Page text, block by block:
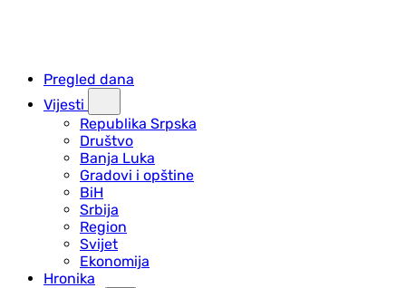
Pregled dana
Vijesti
Republika Srpska
Društvo
Banja Luka
Gradovi i opštine
BiH
Srbija
Region
Svijet
Ekonomija
Hronika